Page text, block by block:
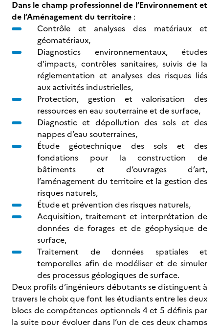
Dans le champ professionnel de l’Environnement et
de l’Aménagement du territoire :
Contrôle et analyses des matériaux et
géomatériaux,
Diagnostics environnementaux, études
d’impacts, contrôles sanitaires, suivis de la
réglementation et analyses des risques liés
aux activités industrielles,
Protection, gestion et valorisation des
ressources en eau souterraine et de surface,
Diagnostic et dépollution des sols et des
nappes d’eau souterraines,
Étude géotechnique des sols et des
fondations pour la construction de
bâtiments et d’ouvrages d’art,
l’aménagement du territoire et la gestion des
risques naturels,
Étude et prévention des risques naturels,
Acquisition, traitement et interprétation de
données de forages et de géophysique de
surface,
Traitement de données spatiales et
temporelles afin de modéliser et de simuler
des processus géologiques de surface.
Deux profils d’ingénieurs débutants se distinguent à
travers le choix que font les étudiants entre les deux
blocs de compétences optionnels 4 et 5 définis par
la suite pour évoluer dans l’un de ces deux champs